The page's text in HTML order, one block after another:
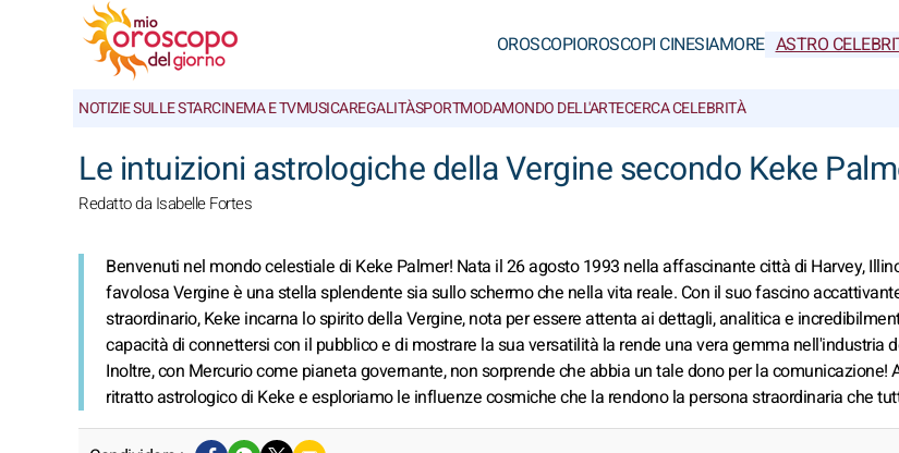
OROSCOPIOROSCOPI CINESIAMORE ASTRO
NOTIZIE SULLE STARCINEMA E TVMUSICAREGALITÀSPORTMODAMONDO DELL'ARTECERCA CELEBRITÀ
Le intuizioni astrologiche della Vergine secondo Keke
Redatto da Isabelle Fortes
Benvenuti nel mondo celestiale di Keke Palmer! Nata il 26 agosto 1993 nella affascinante città di Harvey,
favolosa Vergine è una stella splendente sia sullo schermo che nella vita reale. Con il suo fascino
straordinario, Keke incarna lo spirito della Vergine, nota per essere attenta ai dettagli, analitica e
capacità di connettersi con il pubblico e di mostrare la sua versatilità la rende una vera gemma nell'industria
Inoltre, con Mercurio come pianeta governante, non sorprende che abbia un tale dono per la comunicazione!
ritratto astrologico di Keke e esploriamo le influenze cosmiche che la rendono la persona straordinaria che